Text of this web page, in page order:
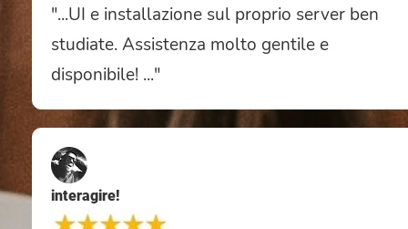
"...UI e installazione sul proprio server ben
studiate. Assistenza molto gentile e
disponibile! ..."
interagire!